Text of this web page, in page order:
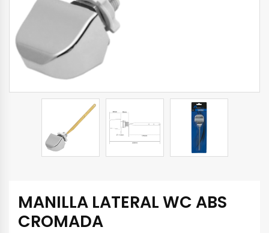
MANILLA LATERAL WC ABS
CROMADA